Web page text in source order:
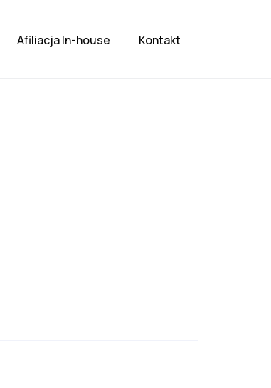
Afiliacja In-house Kontakt